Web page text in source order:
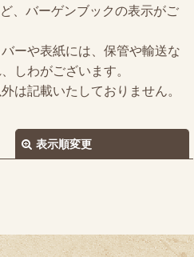
、バーゲンブックの表示がご
ーや表紙には、保管や輸送な
しわがございます。
は記載いたしておりません。
表示順変更